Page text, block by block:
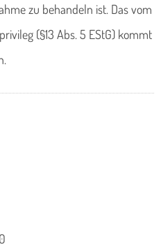
zu behandeln ist. Das vom
(§13 Abs. 5 EStG) kommt